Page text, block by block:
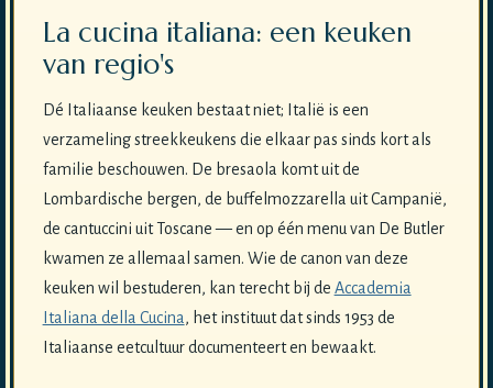
La cucina italiana: een keuken
van regio's
Dé Italiaanse keuken bestaat niet; Italië is een
verzameling streekkeukens die elkaar pas sinds kort als
familie beschouwen. De bresaola komt uit de
Lombardische bergen, de buffelmozzarella uit Campanië,
de cantuccini uit Toscane — en op één menu van De Butler
kwamen ze allemaal samen. Wie de canon van deze
keuken wil bestuderen, kan terecht bij de Accademia
Italiana della Cucina, het instituut dat sinds 1953 de
Italiaanse eetcultuur documenteert en bewaakt.